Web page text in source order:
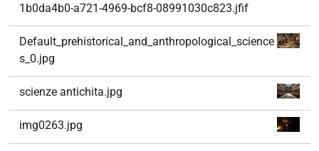
1b0da4b0-a721-4969-bcf8-08991030c823.jfif
Default_prehistorical_and_anthropological_science
s_0.jpg
scienze antichita.jpg
img0263.jpg